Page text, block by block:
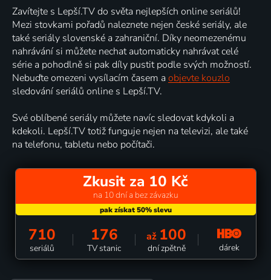
Zavítejte s Lepší.TV do světa nejlepších online seriálů!
Mezi stovkami pořadů naleznete nejen české seriály, ale
také seriály slovenské a zahraniční. Díky neomezenému
nahrávání si můžete nechat automaticky nahrávat celé
série a pohodlně si pak díly pustit podle svých možností.
Nebuďte omezeni vysílacím časem a objevte kouzlo
sledování seriálů online s Lepší.TV.
Své oblíbené seriály můžete navíc sledovat kdykoli a
kdekoli. Lepší.TV totiž funguje nejen na televizi, ale také
na telefonu, tabletu nebo počítači.
Zkusit za 10 Kč
na 10 dní a bez závazku
710
seriálů
176
TV stanic
až 100
dní zpětně dárek